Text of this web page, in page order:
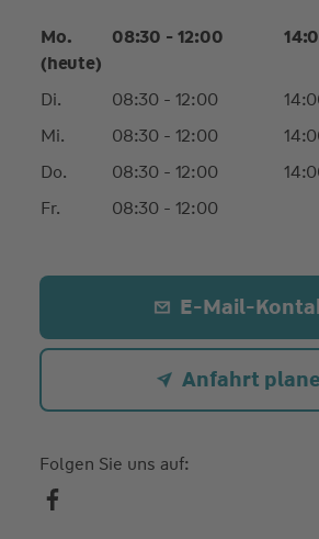
Mo.
(heute)
08:30 - 12:00
Di. 08:30 - 12:00
Mi.
08:30 - 12:00
Do.
08:30 - 12:00
Fr.
08:30 - 12:00
E-Mail-
Anfahrt
Folgen Sie uns auf: